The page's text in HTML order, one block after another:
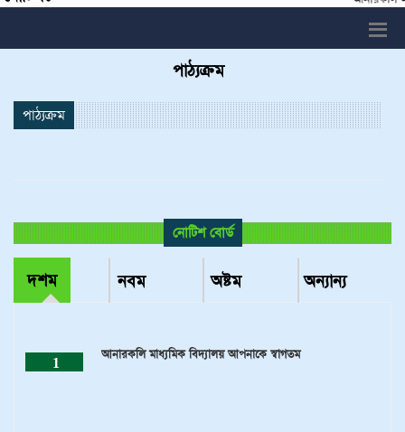
পাঠ্যক্রম
পাঠ্যক্রম
নোটিশ বোর্ড
দশম নবম অষ্টম অন্যান্য
1
JUN